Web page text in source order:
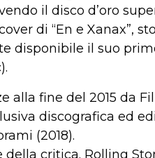
il disco d’oro
di “En e Xanax”,
disponibile il suo
alla fine del 2015 da
discografica ed
(2018).
critica. Rolling